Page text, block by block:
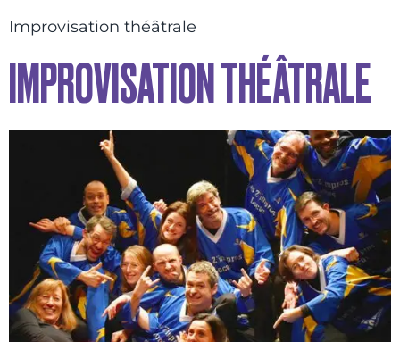
Improvisation théâtrale
IMPROVISATION THÉÂTRALE